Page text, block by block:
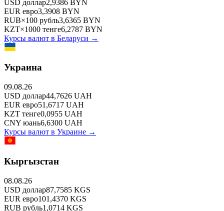
USD доллар2,9386 BYN
EUR евро3,3908 BYN
RUB×100 рубль3,6365 BYN
KZT×1000 тенге6,2787 BYN
Курсы валют в Беларуси →
Украина
09.08.26
USD доллар44,7626 UAH
EUR евро51,6717 UAH
KZT тенге0,0955 UAH
CNY юань6,6300 UAH
Курсы валют в Украине →
Кыргызстан
08.08.26
USD доллар87,7585 KGS
EUR евро101,4370 KGS
RUB рубль1,0714 KGS